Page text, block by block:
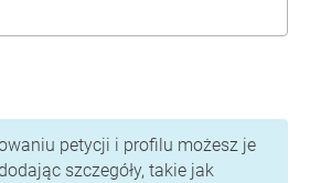
petycji i profilu możesz je
szczegóły, takie jak